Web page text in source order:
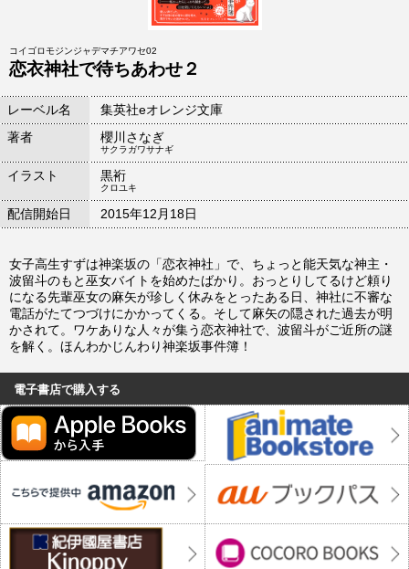
コイゴロモジンジャデマチアワセ02
恋衣神社で待ちあわせ２
レーベル名
集英社eオレンジ文庫
著者
櫻川さなぎ
サクラガワサナギ
イラスト 黒裄
クロユキ
配信開始日 2015年12月18日
女子高生すずは神楽坂の「恋衣神社」で、ちょっと能天気な神主・
波留斗のもと巫女バイトを始めたばかり。おっとりしてるけど頼り
になる先輩巫女の麻矢が珍しく休みをとったある日、神社に不審な
電話がたてつづけにかかってくる。そして麻矢の隠された過去が明
かされて。ワケありな人々が集う恋衣神社で、波留斗がご近所の謎
を解く。ほんわかじんわり神楽坂事件簿！
電子書店で購入する